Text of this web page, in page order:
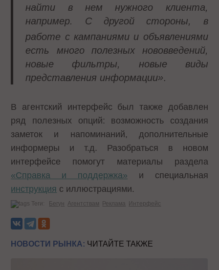
найти в нем нужного клиента,
например. С другой стороны, в
работе с кампаниями и объявлениями
есть много полезных нововведений,
новые фильтры, новые виды
представления информации».
В агентский интерфейс был также добавлен
ряд полезных опций: возможность создания
заметок и напоминаний, дополнительные
информеры и т.д. Разобраться в новом
интерфейсе помогут материалы раздела
«Справка и поддержка» и специальная
инструкция с иллюстрациями.
Теги: Бегун Агентствам Реклама Интерфейс
НОВОСТИ РЫНКА: ЧИТАЙТЕ ТАКЖЕ